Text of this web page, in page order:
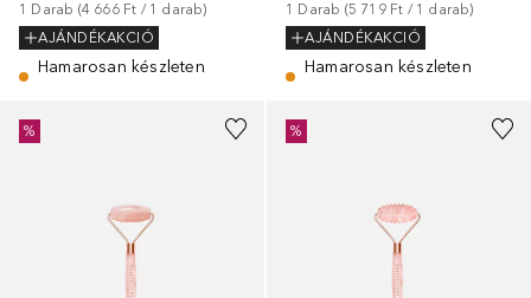
1 Darab (4 666 Ft / 1 darab)
AJÁNDÉKAKCIÓ
Hamarosan készleten
1 Darab (5 719 Ft / 1 darab)
AJÁNDÉKAKCIÓ
Hamarosan készleten
% %